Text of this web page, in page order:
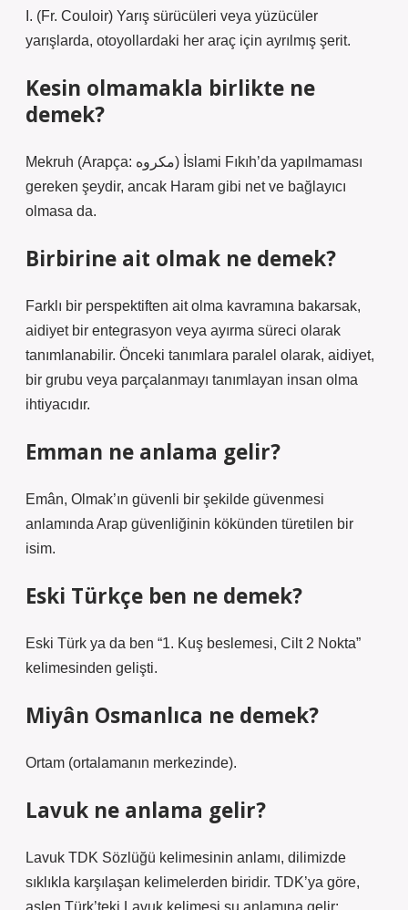
I. (Fr. Couloir) Yarış sürücüleri veya yüzücüler
yarışlarda, otoyollardaki her araç için ayrılmış şerit.
Kesin olmamakla birlikte ne
demek?
Mekruh (Arapça: مكروه) İslami Fıkıh’da yapılmaması
gereken şeydir, ancak Haram gibi net ve bağlayıcı
olmasa da.
Birbirine ait olmak ne demek?
Farklı bir perspektiften ait olma kavramına bakarsak,
aidiyet bir entegrasyon veya ayırma süreci olarak
tanımlanabilir. Önceki tanımlara paralel olarak, aidiyet,
bir grubu veya parçalanmayı tanımlayan insan olma
ihtiyacıdır.
Emman ne anlama gelir?
Emân, Olmak’ın güvenli bir şekilde güvenmesi
anlamında Arap güvenliğinin kökünden türetilen bir
isim.
Eski Türkçe ben ne demek?
Eski Türk ya da ben “1. Kuş beslemesi, Cilt 2 Nokta”
kelimesinden gelişti.
Miyân Osmanlıca ne demek?
Ortam (ortalamanın merkezinde).
Lavuk ne anlama gelir?
Lavuk TDK Sözlüğü kelimesinin anlamı, dilimizde
sıklıkla karşılaşan kelimelerden biridir. TDK’ya göre,
aslen Türk’teki Lavuk kelimesi şu anlamına gelir: